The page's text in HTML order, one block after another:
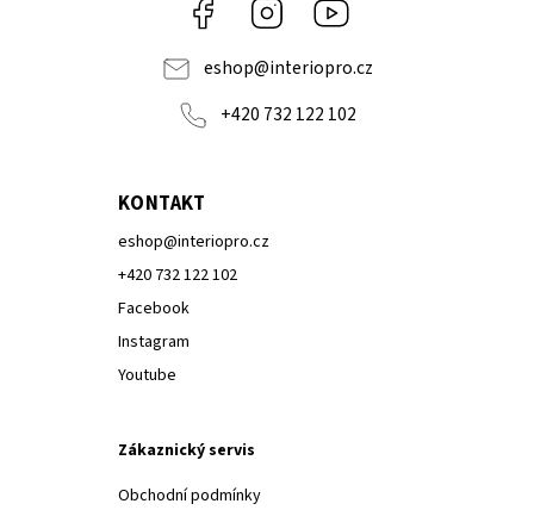
Facebook Instagram
eshop@interiopro.cz
+420 732 122 102
KONTAKT
eshop@interiopro.cz
+420 732 122 102
Facebook
Instagram
Youtube
Zákaznický servis
Obchodní podmínky